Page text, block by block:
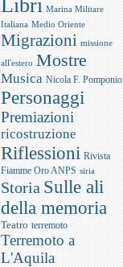
Libri Marina Militare
Italiana Medio Oriente
Migrazioni missione
all'estero Mostre
Musica Nicola F. Pomponio
Personaggi
Premiazioni
ricostruzione
Riflessioni Rivista
Fiamme Oro ANPS siria
Storia Sulle ali
della memoria
Teatro terremoto
Terremoto a
L'Aquila